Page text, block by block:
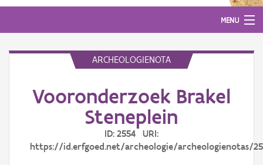
MENU
Aanmelden
ARCHEOLOGIENOTA
Vooronderzoek Brakel
Steneplein
ID: 2554 URI:
https://id.erfgoed.net/archeologie/archeologienotas/